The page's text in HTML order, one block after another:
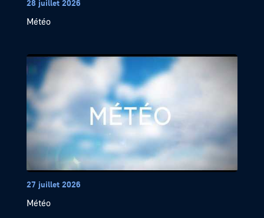
28 juillet 2026
Météo
27 juillet 2026
Météo